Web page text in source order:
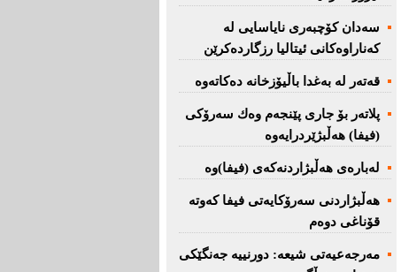
سەدان كۆچبەری نایاسایی لە
كەناراوەكانی ئیتالیا رزگاردەكرێن
قەتەر لە بەغدا باڵیۆزخانە دەكاتەوە
پلاتەر بۆ جاری پێنجەم وەك سەرۆكی
(فیفا) هەڵبژێردرایەوە
لەبارەی هەڵبژاردنەكەی (فیفا)وە
هەڵبژاردنی سەرۆكایەتی فیفا كەوتە
قۆناغی دوەم
مەرجەعیەتی شیعە: دورنییە جەنگێكی